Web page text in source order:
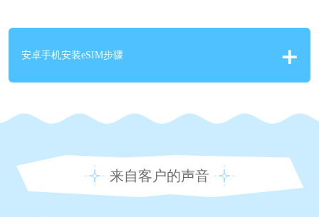
安卓手机安装eSIM步骤
来自客户的声音